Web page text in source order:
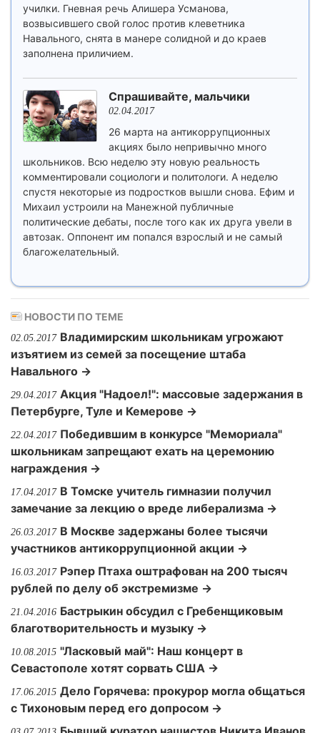
училки. Гневная речь Алишера Усманова,
возвысившего свой голос против клеветника
Навального, снята в манере солидной и до краев
заполнена приличием.
Спрашивайте, мальчики
02.04.2017
26 марта на антикоррупционных
акциях было непривычно много
школьников. Всю неделю эту новую реальность
комментировали социологи и политологи. А неделю
спустя некоторые из подростков вышли снова. Ефим и
Михаил устроили на Манежной публичные
политические дебаты, после того как их друга увели в
автозак. Оппонент им попался взрослый и не самый
благожелательный.
НОВОСТИ ПО ТЕМЕ
02.05.2017 Владимирским школьникам угрожают
изъятием из семей за посещение штаба
Навального →
29.04.2017 Акция "Надоел!": массовые задержания в
Петербурге, Туле и Кемерове →
22.04.2017 Победившим в конкурсе "Мемориала"
школьникам запрещают ехать на церемонию
награждения →
17.04.2017 В Томске учитель гимназии получил
замечание за лекцию о вреде либерализма →
26.03.2017 В Москве задержаны более тысячи
участников антикоррупционной акции →
16.03.2017 Рэпер Птаха оштрафован на 200 тысяч
рублей по делу об экстремизме →
21.04.2016 Бастрыкин обсудил с Гребенщиковым
благотворительность и музыку →
10.08.2015 "Ласковый май": Наш концерт в
Севастополе хотят сорвать США →
17.06.2015 Дело Горячева: прокурор могла общаться
с Тихоновым перед его допросом →